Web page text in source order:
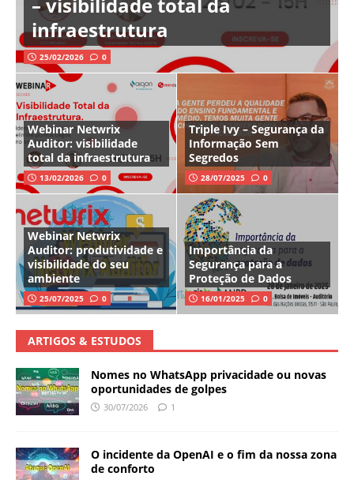
– visibilidade total da
infraestrutura
25/02/2026 0
Webinar Netwrix
Auditor: visibilidade
total da infraestrutura
13/02/2026 0
Triple Ivy – Segurança da
Informação Sem
Segredos
28/07/2025 0
Webinar Netwrix
Auditor: produtividade e
visibilidade do seu
ambiente
25/07/2025 0
Importância da
Segurança para a
Proteção de Dados
16/01/2025 0
ARTIGOS & ESTUDOS
Nomes no WhatsApp privacidade ou novas
oportunidades de golpes
30/07/2026 1
O incidente da OpenAI e o fim da nossa zona
de conforto